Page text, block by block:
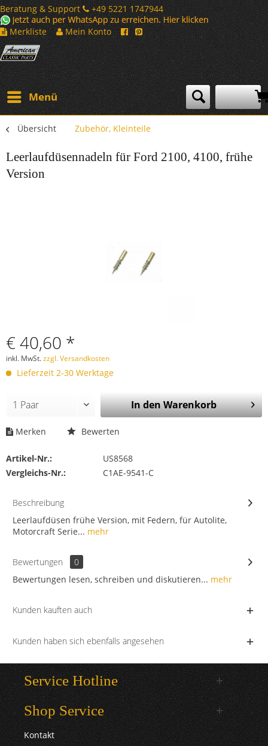
Beratung & Support
+49 5221 1747944
Merkliste
Mein Konto
Menü
Übersicht Zubehör, Kleinteile
Leerlaufdüsennadeln für Ford 2100, 4100, frühe
Version
€ 40,60 *
inkl. MwSt.zzgl. Versandkosten
Lieferzeit 2-30 Werktage
In denWarenkorb
Merken Bewerten
Artikel-Nr.:
US8568
Vergleichs-Nr.:
C1AE-9541-C
Beschreibung
Leerlaufdüsen frühe Version, mit Federn, für Autolite,
Motorcraft Serie... mehr
Bewertungen
0
Bewertungen lesen, schreiben und diskutieren... mehr
Kunden kauften auch
Kunden haben sich ebenfalls angesehen
Service Hotline
Shop Service
Kontakt